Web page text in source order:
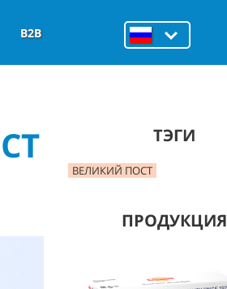
B2B
ТЭГИ
ВЕЛИКИЙ ПОСТ
ПРОДУКЦИЯ